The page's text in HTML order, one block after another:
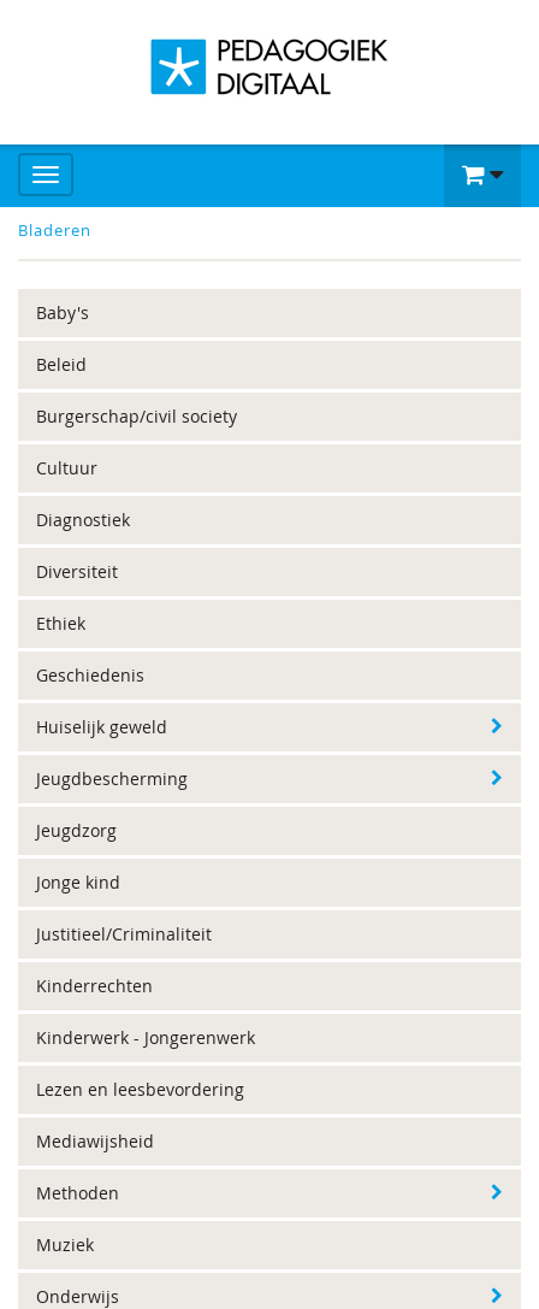
Bladeren
Baby's
Beleid
Burgerschap/civil society
Cultuur
Diagnostiek
Diversiteit
Ethiek
Geschiedenis
Huiselijk geweld
Jeugdbescherming
Jeugdzorg
Jonge kind
Justitieel/Criminaliteit
Kinderrechten
Kinderwerk - Jongerenwerk
Lezen en leesbevordering
Mediawijsheid
Methoden
Muziek
Onderwijs